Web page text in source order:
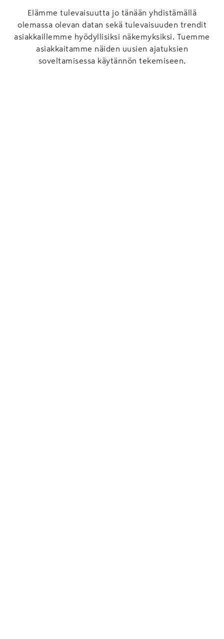
Elämme tulevaisuutta jo tänään yhdistämällä
olemassa olevan datan sekä tulevaisuuden trendit
asiakkaillemme hyödyllisiksi näkemyksiksi. Tuemme
asiakkaitamme näiden uusien ajatuksien
soveltamisessa käytännön tekemiseen.